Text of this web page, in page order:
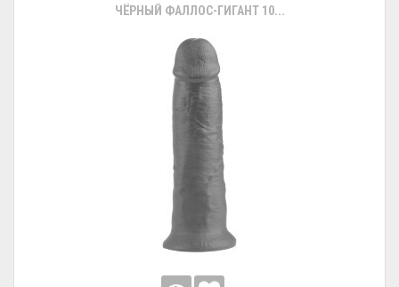
ЧЁРНЫЙ ФАЛЛОС-ГИГАНТ 10...